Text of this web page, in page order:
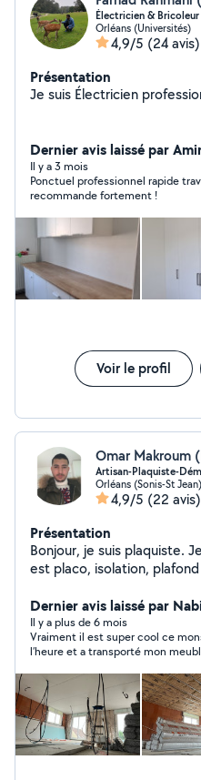
Électricien & Bricoleur
Orléans (Universités)
4,9/5 (24 avis)
Présentation
Je suis Électricien
Dernier avis laissé par
Il y a 3 mois
Ponctuel professionnel rapide
recommande fortement !
Voir le profil
Omar Makroum
Artisan-Plaquiste-
Orléans (Sonis-St Jean)
4,9/5 (22 avis)
Présentation
Bonjour, je suis plaquiste.
est placo, isolation,
pro contactez moi.
Dernier avis laissé par
Il y a plus de 6 mois
Vraiment il est super cool ce
l’heure et a transporté mon